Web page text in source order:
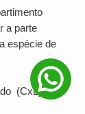
a parte
espécie de
(CxL):